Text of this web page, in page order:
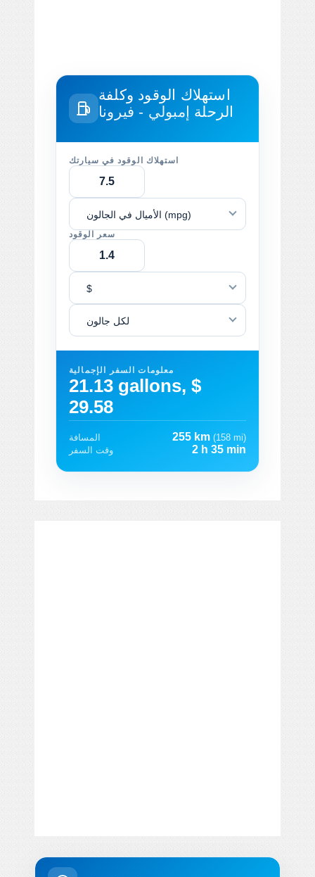
استهلاك الوقود وكلفة
الرحلة إمبولي - فيرونا
استهلاك الوقود في سيارتك
الأميال في الجالون (mpg)
سعر الوقود
$
لكل جالون
معلومات السفر الإجمالية
21.13 gallons, $
29.58
المسافة 255 km (158 mi)
وقت السفر
2 h 35 min